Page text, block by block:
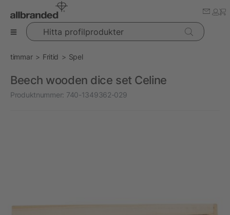
Hitta profilprodukter
timmar Fritid Spel
Beech wooden dice set Celine
Produktnummer: 740-1349362-029